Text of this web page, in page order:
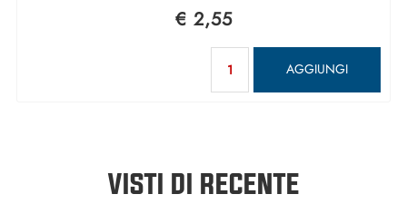
€ 2,55
AGGIUNGI
VISTI DI RECENTE